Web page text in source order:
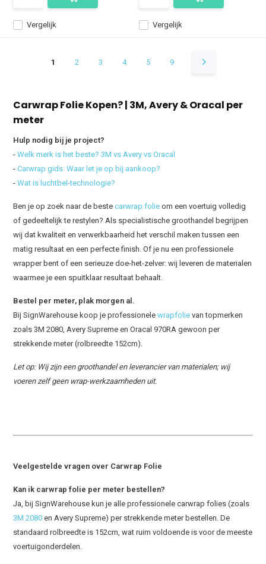
Vergelijk Vergelijk
1 2 3 4 5 9
Carwrap Folie Kopen? | 3M, Avery & Oracal per
meter
Hulp nodig bij je project?
-Welk merk is het beste? 3M vs Avery vs Oracal
-Carwrap gids: Waar let je op bij aankoop?
-Wat is luchtbel-technologie?
Ben je op zoek naar de bestecarwrap folie om een voertuig volledig
of gedeeltelijk te restylen? Als specialistische groothandel begrijpen
wij dat kwaliteit en verwerkbaarheid het verschil maken tussen een
matig resultaat en een perfecte finish. Of je nu een professionele
wrapper bent of een serieuze doe-het-zelver: wij leveren de materialen
waarmee je een spuitklaar resultaat behaalt.
Bestel per meter, plak morgen al.
Bij SignWarehouse koop je professionelewrapfolie van topmerken
zoals 3M 2080, Avery Supreme en Oracal 970RA gewoon per
strekkende meter (rolbreedte 152cm).
Let op: Wij zijn een groothandel en leverancier van materialen; wij
voeren zelf geen wrap-werkzaamheden uit.
Veelgestelde vragen over Carwrap Folie
Kan ik carwrap folie per meter bestellen?
Ja, bij SignWarehouse kun je alle professionele carwrap folies (zoals
3M 2080 en Avery Supreme) per strekkende meter bestellen. De
standaard rolbreedte is 152cm, wat ruim voldoende is voor de meeste
voertuigonderdelen.